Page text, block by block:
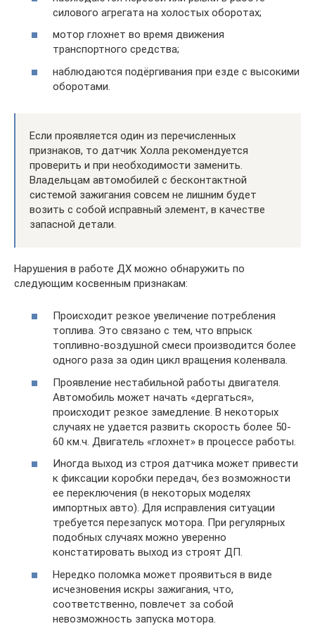
силового агрегата на холостых оборотах;
мотор глохнет во время движения
транспортного средства;
наблюдаются подёргивания при езде с высокими
оборотами.
Если проявляется один из перечисленных
признаков, то датчик Холла рекомендуется
проверить и при необходимости заменить.
Владельцам автомобилей с бесконтактной
системой зажигания совсем не лишним будет
возить с собой исправный элемент, в качестве
запасной детали.
Нарушения в работе ДХ можно обнаружить по
следующим косвенным признакам:
Происходит резкое увеличение потребления
топлива. Это связано с тем, что впрыск
топливно-воздушной смеси производится более
одного раза за один цикл вращения коленвала.
Проявление нестабильной работы двигателя.
Автомобиль может начать «дергаться»,
происходит резкое замедление. В некоторых
случаях не удается развить скорость более 50-
60 км.ч. Двигатель «глохнет» в процессе работы.
Иногда выход из строя датчика может привести
к фиксации коробки передач, без возможности
ее переключения (в некоторых моделях
импортных авто). Для исправления ситуации
требуется перезапуск мотора. При регулярных
подобных случаях можно уверенно
констатировать выход из строят ДП.
Нередко поломка может проявиться в виде
исчезновения искры зажигания, что,
соответственно, повлечет за собой
невозможность запуска мотора.